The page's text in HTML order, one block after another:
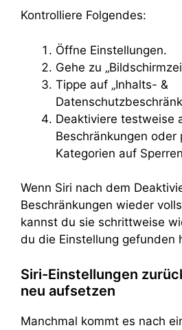
Kontrolliere Folgendes:
Öffne Einstellungen.
Gehe zu
Tippe auf „Inhalts- &
Deaktiviere testweise
Beschränkungen oder
Kategorien auf
Wenn Siri nach dem
Beschränkungen wieder
kannst du sie schrittweise
du die Einstellung gefunden
Siri-Einstellungen
neu aufsetzen
Manchmal kommt es nach